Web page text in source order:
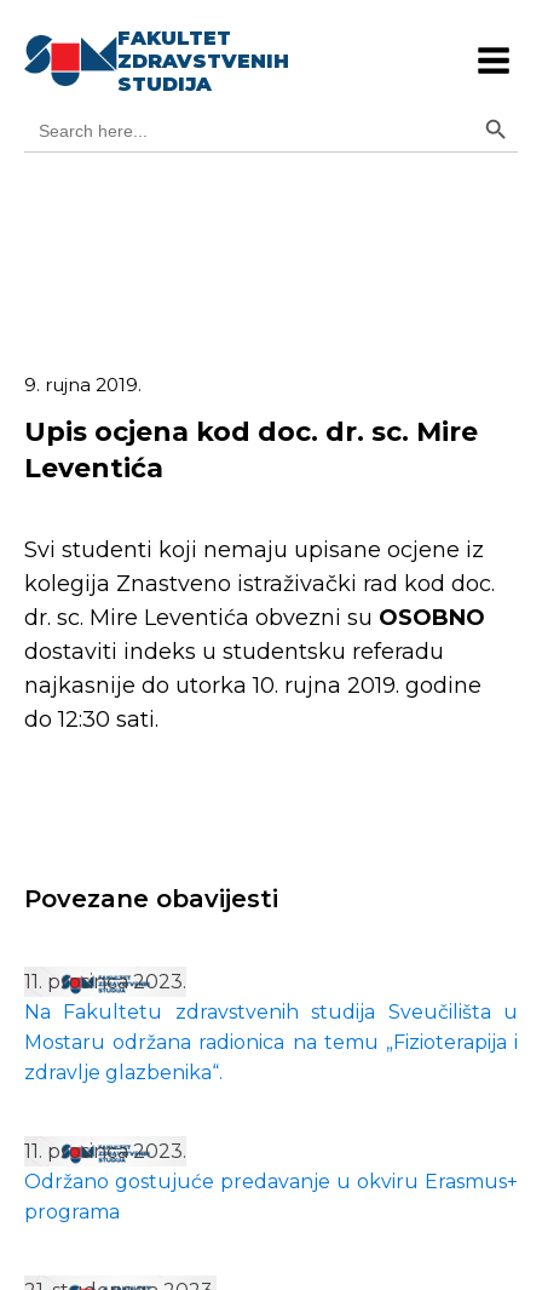
FAKULTET
ZDRAVSTVENIH
STUDIJA
for:
9. rujna 2019.
Upis ocjena kod doc. dr. sc. Mire
Leventića
Svi studenti koji nemaju upisane ocjene iz
kolegija Znastveno istraživački rad kod doc.
dr. sc. Mire Leventića obvezni su OSOBNO
dostaviti indeks u studentsku referadu
najkasnije do utorka 10. rujna 2019. godine
do 12:30 sati.
Povezane obavijesti
11. prosinca 2023.
Na Fakultetu zdravstvenih studija Sveučilišta u
Mostaru održana radionica na temu „Fizioterapija i
zdravlje glazbenika“.
11. prosinca 2023.
Održano gostujuće predavanje u okviru Erasmus+
programa